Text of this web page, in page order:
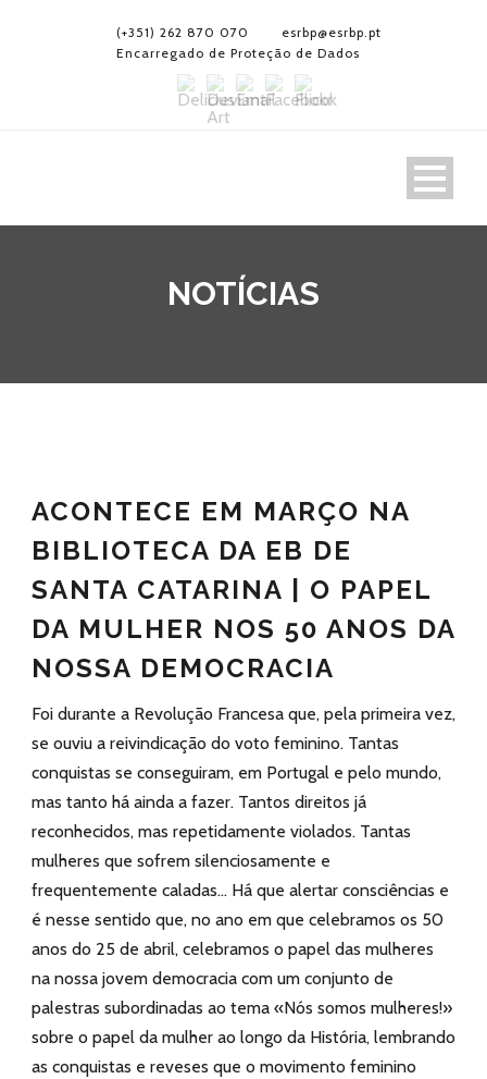
(+351) 262 870 070
esrbp@esrbp.pt
Encarregado de Proteção de Dados
NOTÍCIAS
ACONTECE EM MARÇO NA
BIBLIOTECA DA EB DE
SANTA CATARINA | O PAPEL
DA MULHER NOS 50 ANOS DA
NOSSA DEMOCRACIA
Foi durante a Revolução Francesa que, pela primeira vez,
se ouviu a reivindicação do voto feminino. Tantas
conquistas se conseguiram, em Portugal e pelo mundo,
mas tanto há ainda a fazer. Tantos direitos já
reconhecidos, mas repetidamente violados. Tantas
mulheres que sofrem silenciosamente e
frequentemente caladas… Há que alertar consciências e
é nesse sentido que, no ano em que celebramos os 50
anos do 25 de abril, celebramos o papel das mulheres
na nossa jovem democracia com um conjunto de
palestras subordinadas ao tema «Nós somos mulheres!»
sobre o papel da mulher ao longo da História, lembrando
as conquistas e reveses que o movimento feminino